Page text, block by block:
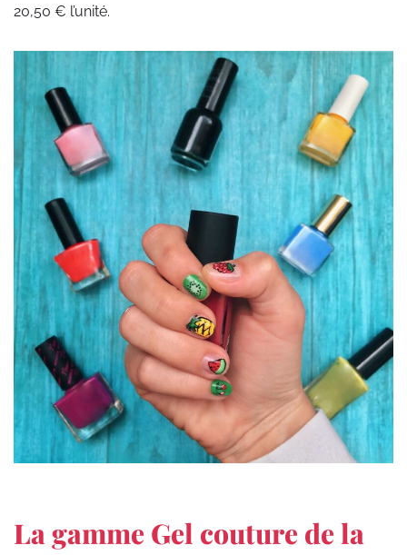
20,50 € l’unité.
La gamme Gel couture de la